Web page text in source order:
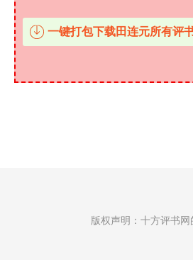
一键打包下载田连元所有评
版权声明：十方评书